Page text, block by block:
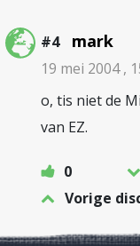
#4 mark
19 mei 2004 ,
o, tis niet de
van EZ.
0
Vorige